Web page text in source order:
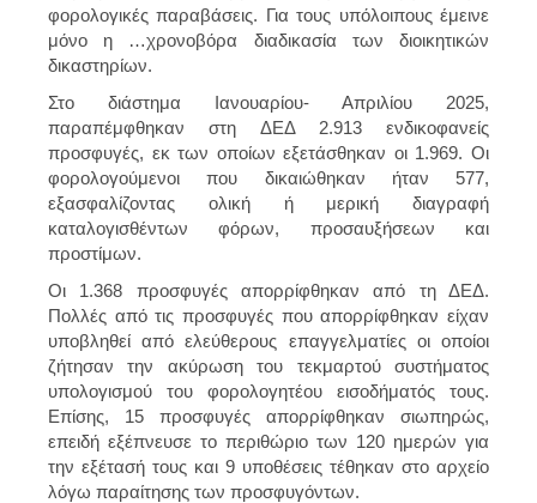
φορολογικές παραβάσεις. Για τους υπόλοιπους έμεινε
μόνο η …χρονοβόρα διαδικασία των διοικητικών
δικαστηρίων.
Στο διάστημα Ιανουαρίου- Απριλίου 2025,
παραπέμφθηκαν στη ΔΕΔ 2.913 ενδικοφανείς
προσφυγές, εκ των οποίων εξετάσθηκαν οι 1.969. Οι
φορολογούμενοι που δικαιώθηκαν ήταν 577,
εξασφαλίζοντας ολική ή μερική διαγραφή
καταλογισθέντων φόρων, προσαυξήσεων και
προστίμων.
Οι 1.368 προσφυγές απορρίφθηκαν από τη ΔΕΔ.
Πολλές από τις προσφυγές που απορρίφθηκαν είχαν
υποβληθεί από ελεύθερους επαγγελματίες οι οποίοι
ζήτησαν την ακύρωση του τεκμαρτού συστήματος
υπολογισμού του φορολογητέου εισοδήματός τους.
Επίσης, 15 προσφυγές απορρίφθηκαν σιωπηρώς,
επειδή εξέπνευσε το περιθώριο των 120 ημερών για
την εξέτασή τους και 9 υποθέσεις τέθηκαν στο αρχείο
λόγω παραίτησης των προσφυγόντων.